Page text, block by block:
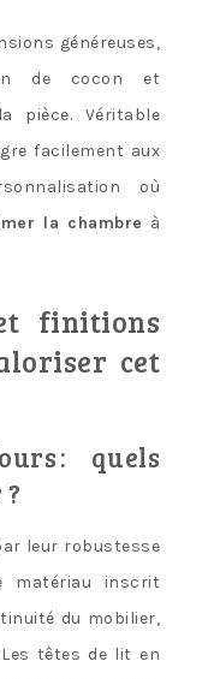
généreuses,
de cocon et
pièce. Véritable
facilement aux
où
la chambre à
finitions
cet
: quels
leur robustesse
matériau inscrit
du mobilier,
têtes de lit en